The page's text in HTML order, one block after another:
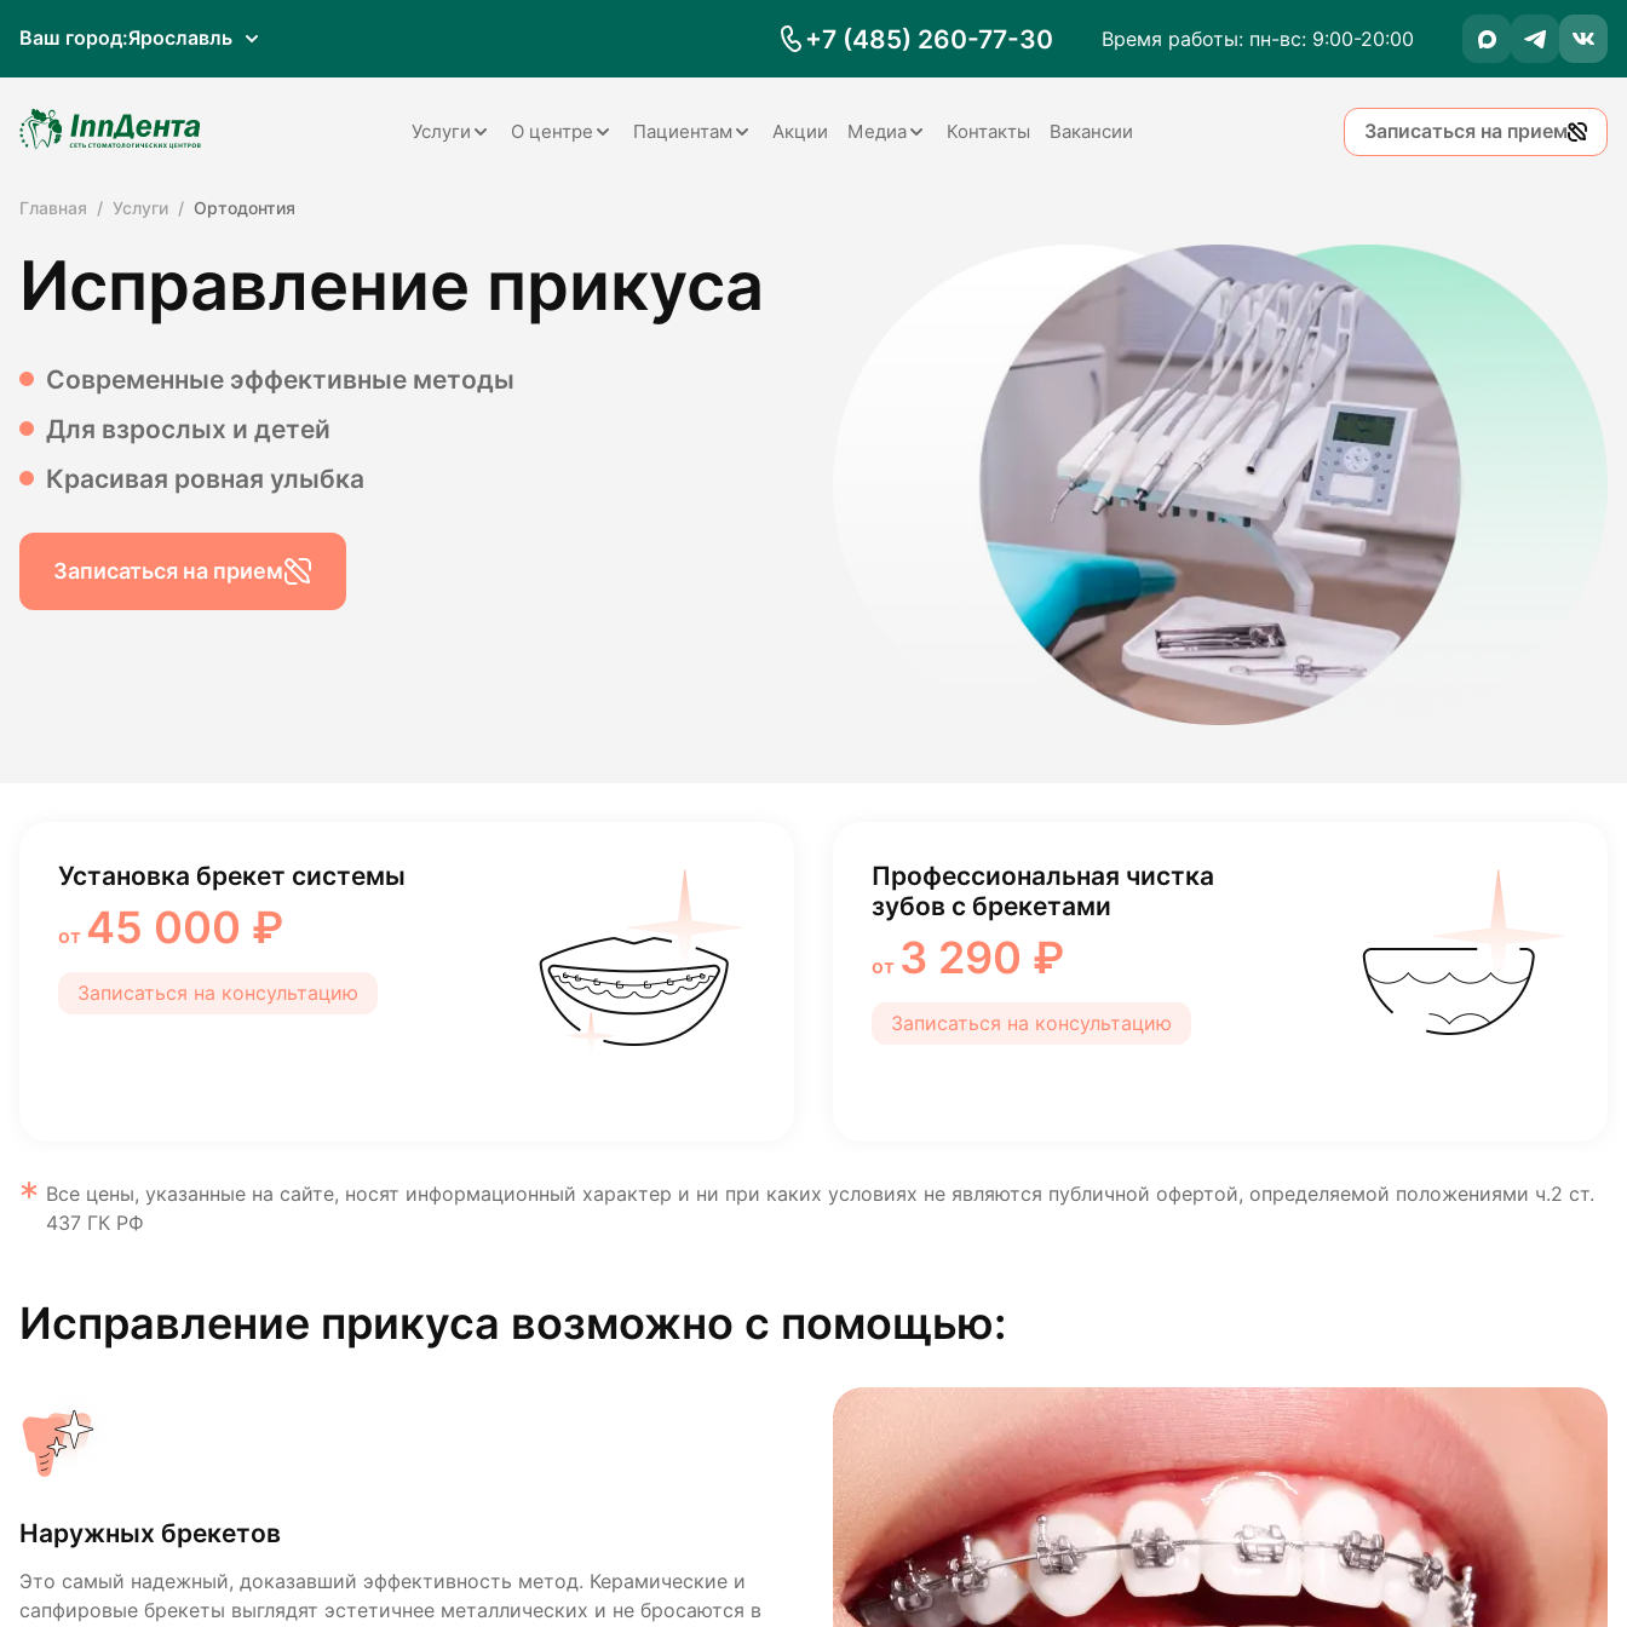
Ваш город:Ярославль +7 (485) 260-77-30 Время работы: пн-вс: 9:00-20:00
Услуги
Имплантация
О центре
Наше оборудование
Пациентам
вычет
Правила для пациентов
Акции Медиа Контакты Вакансии Записаться на прием
Главная Услуги Ортодонтия
Исправление прикуса
Современные эффективные методы
Для взрослых и детей
Красивая ровная улыбка
Записаться на прием
Установка брекет системы
от 45 000 ₽
Записаться на консультацию
Профессиональная чистка
зубов с брекетами
от 3 290 ₽
Записаться на консультацию
Все цены, указанные на сайте, носят информационный характер и ни при каких условиях не являются публичной офертой, определяемой положениями ч.2 ст.
437 ГК РФ
Исправление прикуса возможно с помощью:
Наружных брекетов
Это самый надежный, доказавший эффективность метод. Керамические и
сапфировые брекеты выглядят эстетичнее металлических и не бросаются в
Лингвальных брекетов
Их закрепляют на задней поверхности зубов и их совершенно не видно при
улыбке. Недостатков у лингвальных брекетов два: они дороже и могут
Кап или элайнеров
Вместо закрепления на зубах брекет-системы, человек 23 часа в сутки носит
на зубах прозрачные пластиковые капы. Будущий процесс исправления